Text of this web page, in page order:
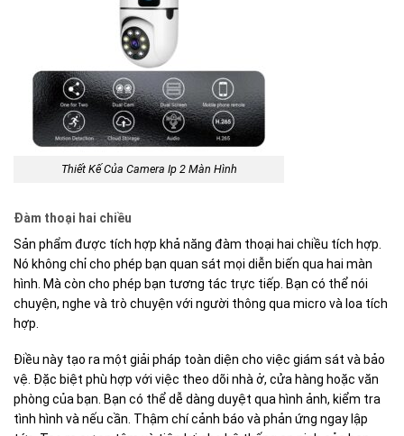
Thiết Kế Của Camera Ip 2 Màn Hình
Đàm thoại hai chiều
Sản phẩm được tích hợp khả năng đàm thoại hai chiều tích hợp.
Nó không chỉ cho phép bạn quan sát mọi diễn biến qua hai màn
hình. Mà còn cho phép bạn tương tác trực tiếp. Bạn có thể nói
chuyện, nghe và trò chuyện với người thông qua micro và loa tích
hợp.
Điều này tạo ra một giải pháp toàn diện cho việc giám sát và bảo
vệ. Đặc biệt phù hợp với việc theo dõi nhà ở, cửa hàng hoặc văn
phòng của bạn. Bạn có thể dễ dàng duyệt qua hình ảnh, kiểm tra
tình hình và nếu cần. Thậm chí cảnh báo và phản ứng ngay lập